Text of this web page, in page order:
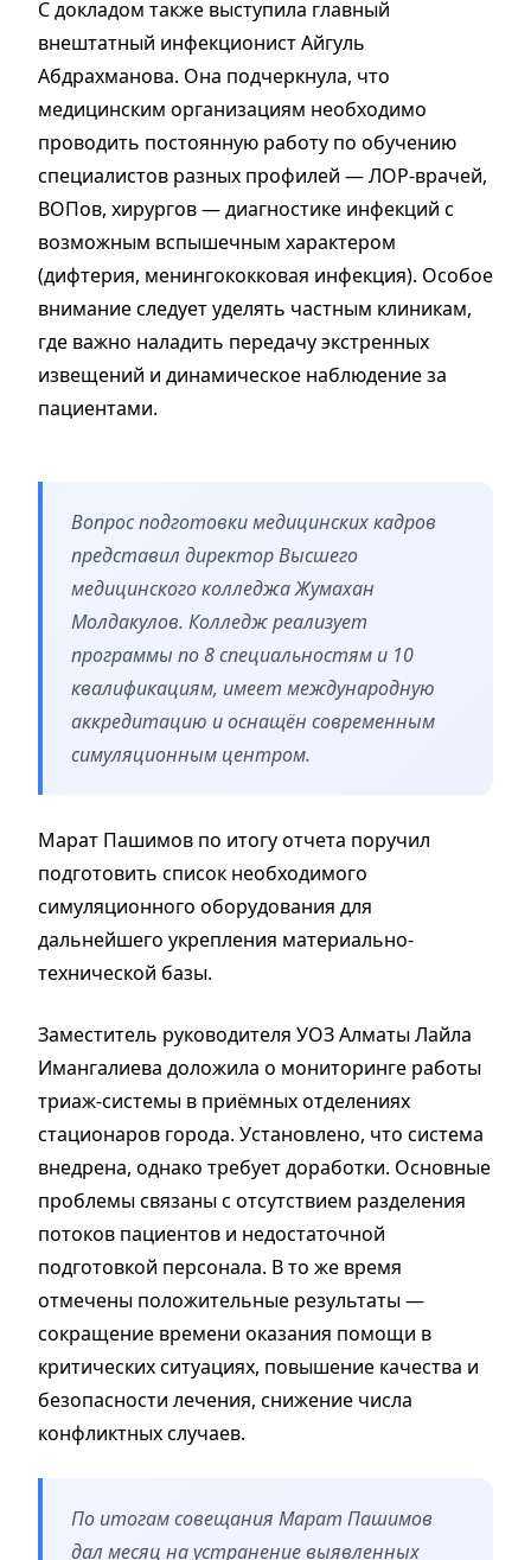
С докладом также выступила главный
внештатный инфекционист Айгуль
Абдрахманова. Она подчеркнула, что
медицинским организациям необходимо
проводить постоянную работу по обучению
специалистов разных профилей — ЛОР-врачей,
ВОПов, хирургов — диагностике инфекций с
возможным вспышечным характером
(дифтерия, менингококковая инфекция). Особое
внимание следует уделять частным клиникам,
где важно наладить передачу экстренных
извещений и динамическое наблюдение за
пациентами.
Вопрос подготовки медицинских кадров
представил директор Высшего
медицинского колледжа Жумахан
Молдакулов. Колледж реализует
программы по 8 специальностям и 10
квалификациям, имеет международную
аккредитацию и оснащён современным
симуляционным центром.
Марат Пашимов по итогу отчета поручил
подготовить список необходимого
симуляционного оборудования для
дальнейшего укрепления материально-
технической базы.
Заместитель руководителя УОЗ Алматы Лайла
Имангалиева доложила о мониторинге работы
триаж-системы в приёмных отделениях
стационаров города. Установлено, что система
внедрена, однако требует доработки. Основные
проблемы связаны с отсутствием разделения
потоков пациентов и недостаточной
подготовкой персонала. В то же время
отмечены положительные результаты —
сокращение времени оказания помощи в
критических ситуациях, повышение качества и
безопасности лечения, снижение числа
конфликтных случаев.
По итогам совещания Марат Пашимов
дал месяц на устранение выявленных